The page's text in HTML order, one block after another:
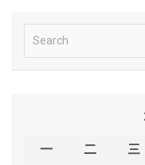
e
一 二 三